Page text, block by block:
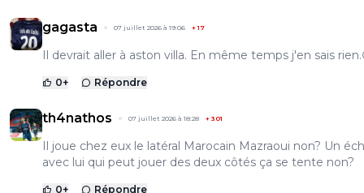
gagasta 07 juillet 2026 à 19:06 +17
Il devrait aller à aston villa. En même temps j'en sais
0+ Répondre
th4nathos 07 juillet 2026 à 18:28 + 301
Il joue chez eux le latéral Marocain Mazraoui non? Un
avec lui qui peut jouer des deux côtés ça se tente non?
0+ Répondre